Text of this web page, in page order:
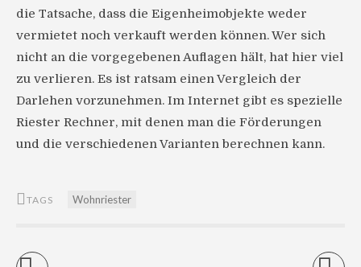
die Tatsache, dass die Eigenheimobjekte weder
vermietet noch verkauft werden können. Wer sich
nicht an die vorgegebenen Auflagen hält, hat hier viel
zu verlieren. Es ist ratsam einen Vergleich der
Darlehen vorzunehmen. Im Internet gibt es spezielle
Riester Rechner, mit denen man die Förderungen
und die verschiedenen Varianten berechnen kann.
TAGS Wohnriester